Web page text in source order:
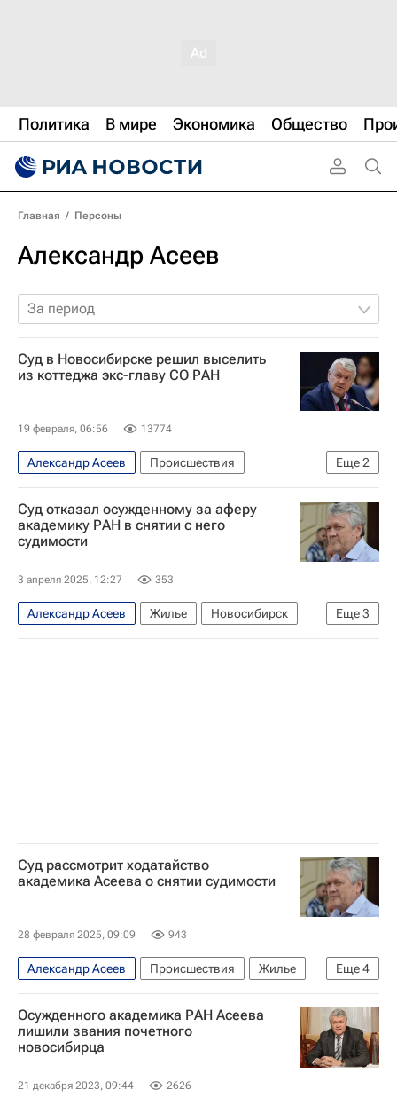
Политика В мире Экономика Общество
Главная / Персоны
Александр Асеев
За период
Суд в Новосибирске решил выселить
из коттеджа экс-главу СО РАН
19 февраля, 06:56 13774
Еще2
Александр Асеев
Происшествия
Новосибирск
Российская академия наук
Суд отказал осужденному за аферу
академику РАН в снятии с него
судимости
3 апреля 2025, 12:27 353
Еще3
Александр Асеев Жилье
Новосибирск
Россия
Российская академия наук
Суд рассмотрит ходатайство
академика Асеева о снятии судимости
28 февраля 2025, 09:09 943
Еще4
Александр Асеев Происшествия
Жилье
Новосибирск
Новосибирская область
Россия
Российская академия наук
Осужденного академика РАН Асеева
лишили звания почетного
новосибирца
21 декабря 2023, 09:44 2626